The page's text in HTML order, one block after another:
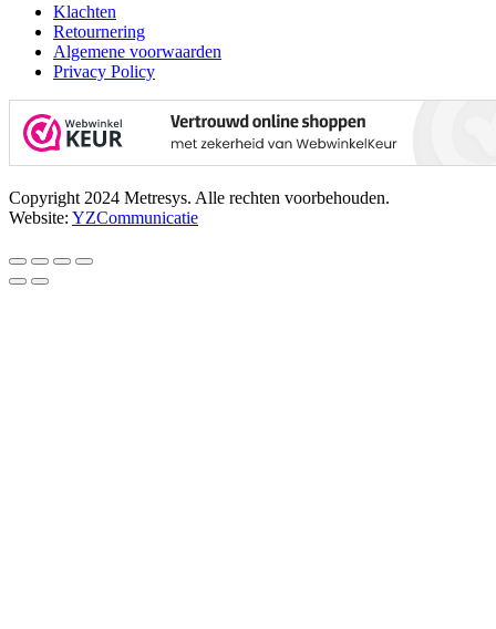
Klachten
Retournering
Algemene voorwaarden
Privacy Policy
Copyright 2024 Metresys. Alle rechten voorbehouden.
Website: YZCommunicatie